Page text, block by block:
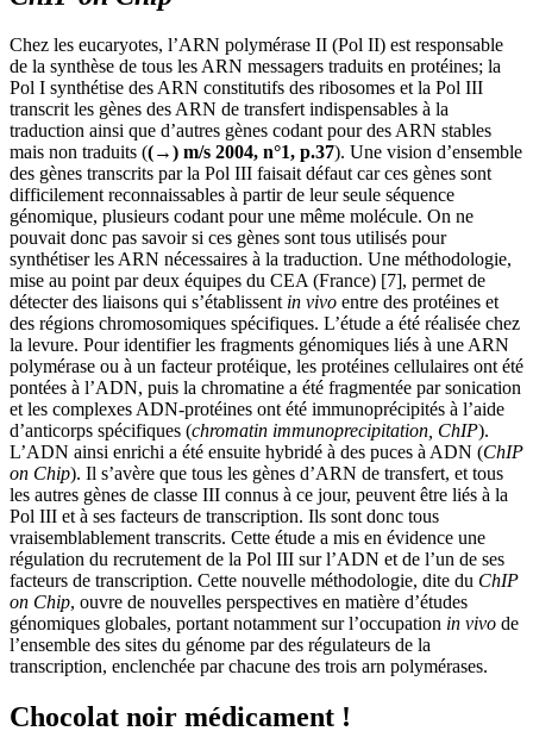
Chez les eucaryotes, l’ARN polymérase II (Pol II) est responsable
de la synthèse de tous lesARN messagers traduits en protéines; la
Pol I synthétise desARN constitutifs des ribosomes et la Pol III
transcrit les gènes desARN de transfert indispensables à la
traduction ainsi que d’autres gènes codant pour desARN stables
mais non traduits ((→) m/s 2004, n°1, p.37). Une vision d’ensemble
des gènes transcrits par la Pol III faisait défaut car ces gènes sont
difficilement reconnaissables à partir de leur seule séquence
génomique, plusieurs codant pour une même molécule. On ne
pouvait donc pas savoir si ces gènes sont tous utilisés pour
synthétiser lesARN nécessaires à la traduction. Une méthodologie,
mise au point par deux équipes du CEA (France) [7], permet de
détecter des liaisons qui s’établissent in vivo entre des protéines et
des régions chromosomiques spécifiques. L’étude a été réalisée chez
la levure. Pour identifier les fragments génomiques liés à uneARN
polymérase ou à un facteur protéique, les protéines cellulaires ont été
pontées à l’ADN, puis la chromatine a été fragmentée par sonication
et les complexesADN-protéines ont été immunoprécipités à l’aide
d’anticorps spécifiques (chromatin immunoprecipitation, ChIP).
L’ADN ainsi enrichi a été ensuite hybridé à des puces àADN (ChIP
on Chip). Il s’avère que tous les gènes d’ARN de transfert, et tous
les autres gènes de classe III connus à ce jour, peuvent être liés à la
Pol III et à ses facteurs de transcription. Ils sont donc tous
vraisemblablement transcrits. Cette étude a mis en évidence une
régulation du recrutement de la Pol III sur l’ADN et de l’un de ses
facteurs de transcription. Cette nouvelle méthodologie, dite du ChIP
on Chip, ouvre de nouvelles perspectives en matière d’études
génomiques globales, portant notamment sur l’occupation in vivo de
l’ensemble des sites du génome par des régulateurs de la
transcription, enclenchée par chacune des trois arn polymérases.
Chocolat noir médicament !